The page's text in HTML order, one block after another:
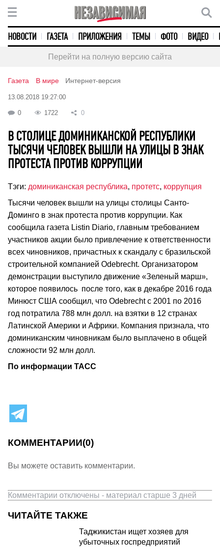
НОВОСТИ ГАЗЕТА ПРИЛОЖЕНИЯ ТЕМЫ ФОТО ВИДЕО
Перейти на полную версию сайта
Газета В мире Интернет-версия
13.08.2018 19:27:00
0 1722 0
В СТОЛИЦЕ ДОМИНИКАНСКОЙ РЕСПУБЛИКИ
ТЫСЯЧИ ЧЕЛОВЕК ВЫШЛИ НА УЛИЦЫ В ЗНАК
ПРОТЕСТА ПРОТИВ КОРРУПЦИИ
Тэги: доминиканская республика, протетс, коррупция
Тысячи человек вышли на улицы столицы Санто-
Доминго в знак протеста против коррупции. Как
сообщила газета Listin Diario, главным требованием
участников акции было привлечение к ответственности
всех чиновников, причастных к скандалу с бразильской
строительной компанией Odebrecht. Организатором
демонстрации выступило движение «Зеленый марш»,
которое появилось после того, как в декабре 2016 года
Минюст США сообщил, что Odebrecht с 2001 по 2016
год потратила 788 млн долл. на взятки в 12 странах
Латинской Америки и Африки. Компания признала, что
доминиканским чиновникам было выплачено в общей
сложности 92 млн долл.
По информации ТАСС
КОММЕНТАРИИ(0)
Вы можете оставить комментарии.
Комментарии отключены - материал старше 3 дней
ЧИТАЙТЕ ТАКЖЕ
Таджикистан ищет хозяев для
убыточных госпредприятий